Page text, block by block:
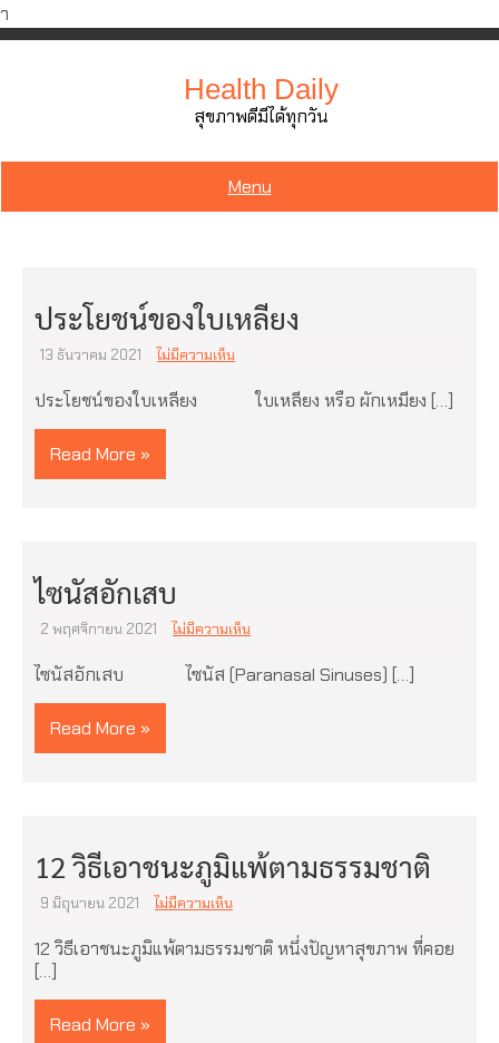
ำ
Skip
Health Daily
สุขภาพดีมีได้ทุกวัน
Menu
ประโยชน์ของใบเหลียง
13 ธันวาคม 2021 ไม่มีความเห็น
ประโยชน์ของใบเหลียง ใบเหลียง หรือ ผักเหมียง […]
Read More »
ไซนัสอักเสบ
2 พฤศจิกายน 2021 ไม่มีความเห็น
ไซนัสอักเสบ ไซนัส (Paranasal Sinuses) […]
Read More »
12 วิธีเอาชนะภูมิแพ้ตามธรรมชาติ
9 มิถุนายน 2021 ไม่มีความเห็น
12 วิธีเอาชนะภูมิแพ้ตามธรรมชาติ หนึ่งปัญหาสุขภาพ ที่คอย
[…]
Read More »